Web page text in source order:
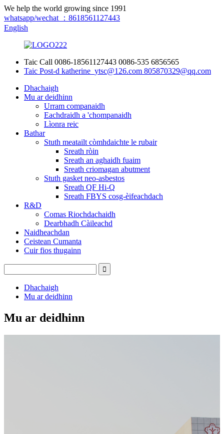
We help the world growing since 1991
whatsapp/wechat ：8618561127443
English
Taic Call 0086-18561127443 0086-535 6856565
Taic Post-d katherine_ytsc@126.com 805870329@qq.com
Dhachaigh
Mu ar deidhinn
Urram companaidh
Eachdraidh a 'chompanaidh
Lìonra reic
Bathar
Stuth meatailt còmhdaichte le rubair
Sreath ròin
Sreath an aghaidh fuaim
Sreath criomagan abutment
Stuth gasket neo-asbestos
Sreath QF Hi-Q
Sreath FBYS cosg-èifeachdach
R&D
Comas Riochdachaidh
Dearbhadh Càileachd
Naidheachdan
Ceistean Cumanta
Cuir fios thugainn
Dhachaigh
Mu ar deidhinn
Mu ar deidhinn